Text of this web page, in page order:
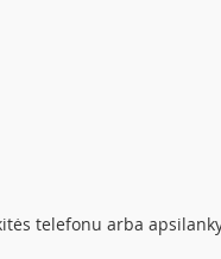
telefonu arba